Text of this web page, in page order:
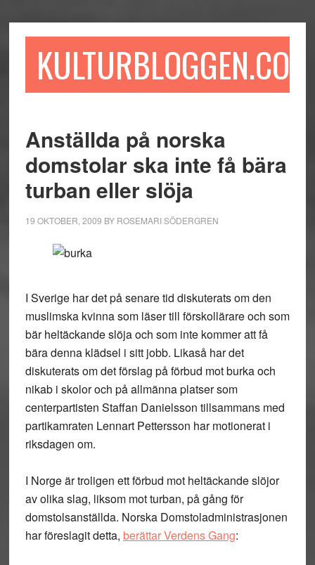
till
till
sidofältet
till
KULTURBLOGGEN.COM
Anställda på norska
domstolar ska inte få bära
turban eller slöja
19 OKTOBER, 2009 BY ROSEMARI SÖDERGREN
I Sverige har det på senare tid diskuterats om den
muslimska kvinna som läser till förskollärare och som
bär heltäckande slöja och som inte kommer att få
bära denna klädsel i sitt jobb. Likaså har det
diskuterats om det förslag på förbud mot burka och
nikab i skolor och på allmänna platser som
centerpartisten Staffan Danielsson tillsammans med
partikamraten Lennart Pettersson har motionerat i
riksdagen om.
I Norge är troligen ett förbud mot heltäckande slöjor
av olika slag, liksom mot turban, på gång för
domstolsanställda. Norska Domstoladministrasjonen
har föreslagit detta, berättar Verdens Gang: